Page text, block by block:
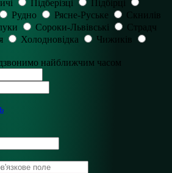
Підберізці
Підбірці
Рудно Рясне-Руське
Скнилів
Сороки-Львівські
Страдч
Холодновідка
Чижиків
найближчим часом